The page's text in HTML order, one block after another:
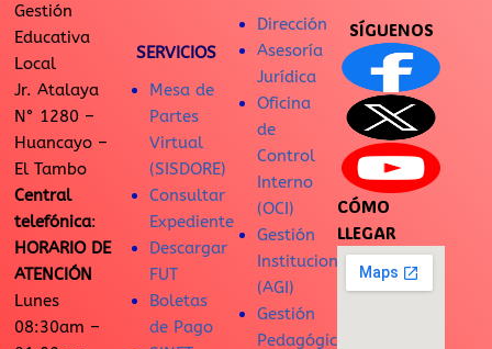
Gestión
Educativa
Local
Jr. Atalaya
N° 1280 –
Huancayo –
El Tambo
Central
telefónica:
HORARIO DE
ATENCIÓN
Lunes
08:30am –
SERVICIOS
Mesa de
Partes
Virtual
(SISDORE)
Consultar
Expediente
Descargar
FUT
Boletas
de Pago
Dirección
Asesoría
Jurídica
Oficina
de
Control
Interno
(OCI)
Gestión
Institucional
(AGI)
Gestión
Pedagógica
SÍGUENOS
CÓMO
LLEGAR